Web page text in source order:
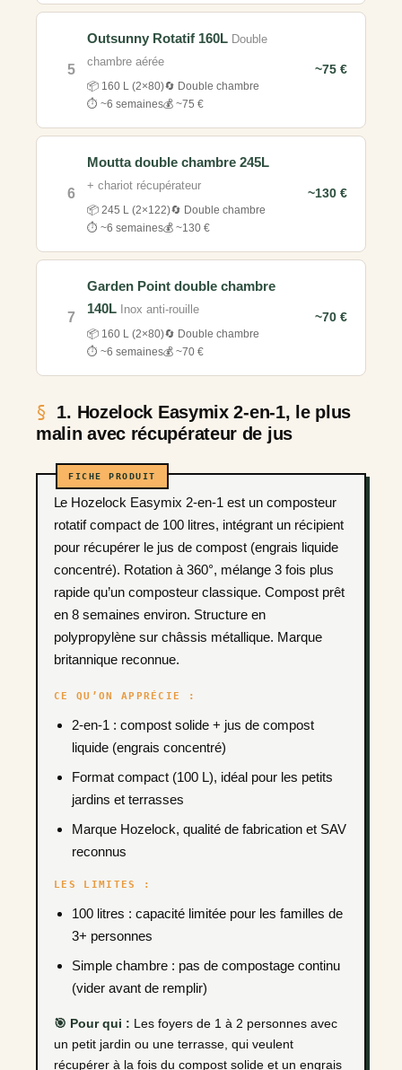
5
Outsunny Rotatif 160L Double
chambre aérée
📦 160 L (2×80)🔄 Double chambre
⏱️ ~6 semaines💰 ~75 €
~75 €
6
Moutta double chambre 245L
+ chariot récupérateur
📦 245 L (2×122)🔄 Double chambre
⏱️ ~6 semaines💰 ~130 €
~130 €
7
Garden Point double chambre
140L Inox anti-rouille
📦 160 L (2×80)🔄 Double chambre
⏱️ ~6 semaines💰 ~70 €
~70 €
1. Hozelock Easymix 2-en-1, le plus
malin avec récupérateur de jus
Le Hozelock Easymix 2-en-1 est un composteur
rotatif compact de 100 litres, intégrant un récipient
pour récupérer le jus de compost (engrais liquide
concentré). Rotation à 360°, mélange 3 fois plus
rapide qu’un composteur classique. Compost prêt
en 8 semaines environ. Structure en
polypropylène sur châssis métallique. Marque
britannique reconnue.
CE QU’ON APPRÉCIE :
2-en-1 : compost solide + jus de compost
liquide (engrais concentré)
Format compact (100 L), idéal pour les petits
jardins et terrasses
Marque Hozelock, qualité de fabrication et SAV
reconnus
LES LIMITES :
100 litres : capacité limitée pour les familles de
3+ personnes
Simple chambre : pas de compostage continu
(vider avant de remplir)
🎯 Pour qui : Les foyers de 1 à 2 personnes avec
un petit jardin ou une terrasse, qui veulent
récupérer à la fois du compost solide et un engrais